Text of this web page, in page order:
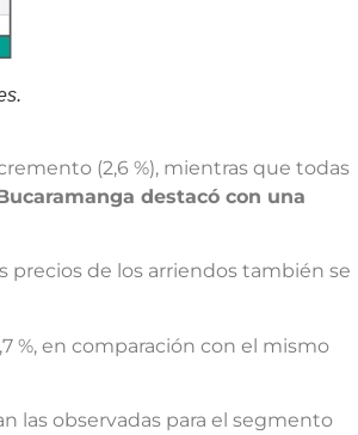
(2,6 %), mientras que todas
destacó con una
precios de los arriendos también se
%, en comparación con el mismo
las observadas para el segmento